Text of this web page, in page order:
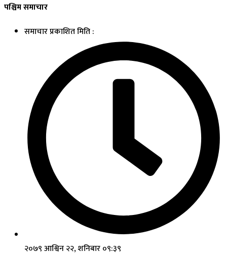
पश्चिम समाचार
समाचार प्रकाशित मिति :
२०७९ आश्विन २२, शनिबार ०९:३९